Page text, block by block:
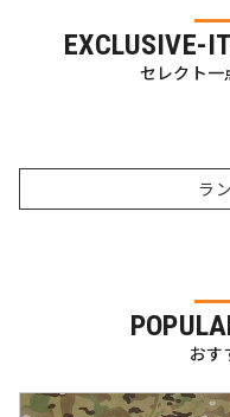
EXCLUSIVE-
セレクト一
ラ
おす